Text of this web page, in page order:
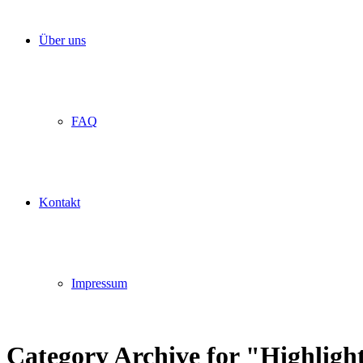
Über uns
FAQ
Kontakt
Impressum
Category Archive for